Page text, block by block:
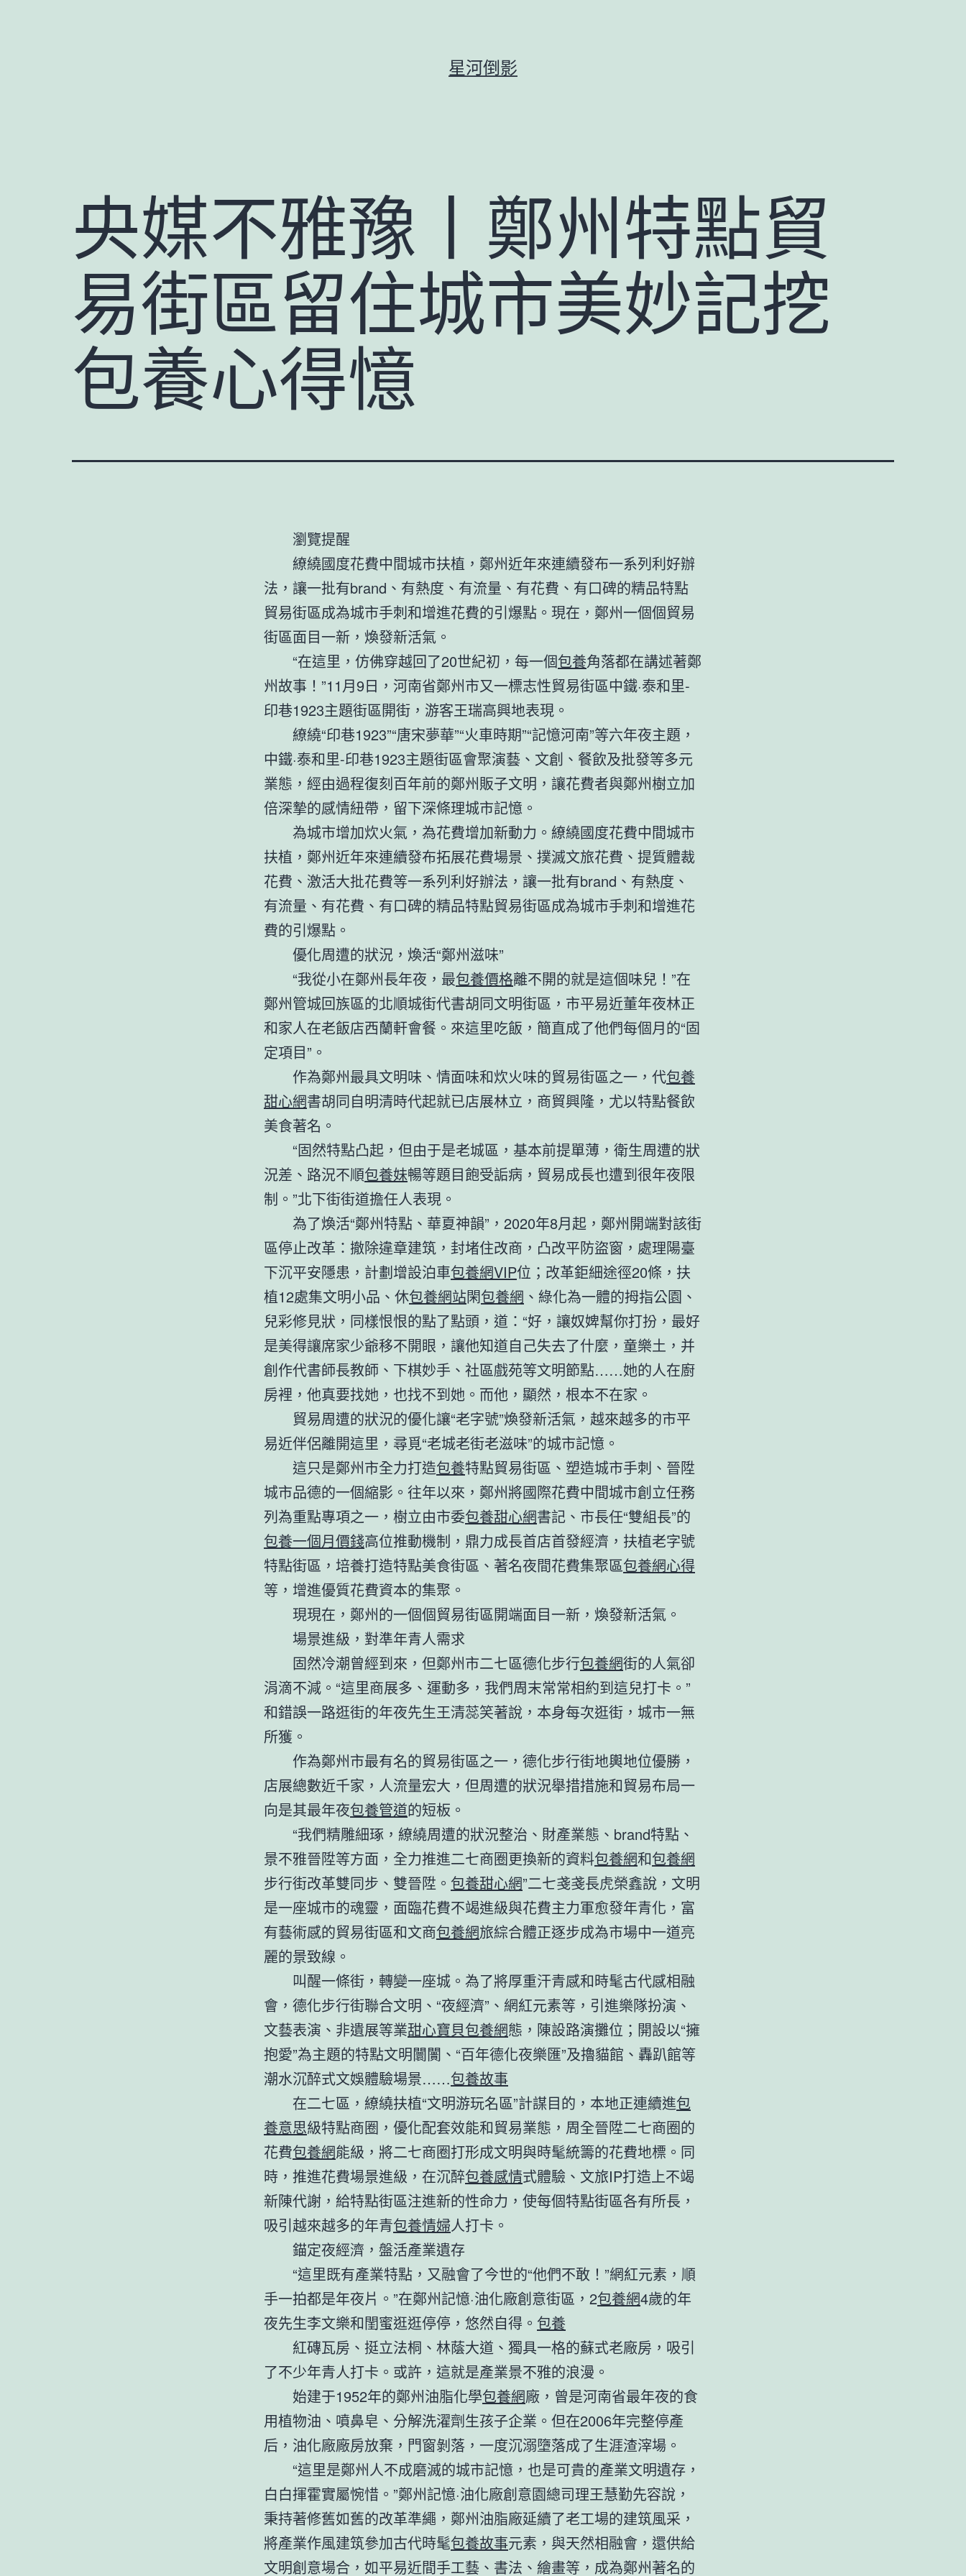
星河倒影
央媒不雅豫丨鄭州特點貿
易街區留住城市美妙記挖
包養心得憶
瀏覽提醒
繚繞國度花費中間城市扶植，鄭州近年來連續發布一系列利好辦
法，讓一批有brand、有熱度、有流量、有花費、有口碑的精品特點
貿易街區成為城市手刺和增進花費的引爆點。現在，鄭州一個個貿易
街區面目一新，煥發新活氣。
“在這里，仿佛穿越回了20世紀初，每一個包養角落都在講述著鄭
州故事！”11月9日，河南省鄭州市又一標志性貿易街區中鐵·泰和里-
印巷1923主題街區開街，游客王瑞高興地表現。
繚繞“印巷1923”“唐宋夢華”“火車時期”“記憶河南”等六年夜主題，
中鐵·泰和里-印巷1923主題街區會聚演藝、文創、餐飲及批發等多元
業態，經由過程復刻百年前的鄭州販子文明，讓花費者與鄭州樹立加
倍深摯的感情紐帶，留下深條理城市記憶。
為城市增加炊火氣，為花費增加新動力。繚繞國度花費中間城市
扶植，鄭州近年來連續發布拓展花費場景、撲滅文旅花費、提質體裁
花費、激活大批花費等一系列利好辦法，讓一批有brand、有熱度、
有流量、有花費、有口碑的精品特點貿易街區成為城市手刺和增進花
費的引爆點。
優化周遭的狀況，煥活“鄭州滋味”
“我從小在鄭州長年夜，最包養價格離不開的就是這個味兒！”在
鄭州管城回族區的北順城街代書胡同文明街區，市平易近董年夜林正
和家人在老飯店西蘭軒會餐。來這里吃飯，簡直成了他們每個月的“固
定項目”。
作為鄭州最具文明味、情面味和炊火味的貿易街區之一，代包養
甜心網書胡同自明清時代起就已店展林立，商貿興隆，尤以特點餐飲
美食著名。
“固然特點凸起，但由于是老城區，基本前提單薄，衛生周遭的狀
況差、路況不順包養妹暢等題目飽受詬病，貿易成長也遭到很年夜限
制。”北下街街道擔任人表現。
為了煥活“鄭州特點、華夏神韻”，2020年8月起，鄭州開端對該街
區停止改革：撤除違章建筑，封堵住改商，凸改平防盜窗，處理陽臺
下沉平安隱患，計劃增設泊車包養網VIP位；改革鉅細途徑20條，扶
植12處集文明小品、休包養網站閑包養網 、綠化為一體的拇指公園、
兒彩修見狀，同樣恨恨的點了點頭，道：“好，讓奴婢幫你打扮，最好
是美得讓席家少爺移不開眼，讓他知道自己失去了什麼，童樂土，并
創作代書師長教師、下棋妙手、社區戲苑等文明節點……她的人在廚
房裡，他真要找她，也找不到她。而他，顯然，根本不在家。
貿易周遭的狀況的優化讓“老字號”煥發新活氣，越來越多的市平
易近伴侶離開這里，尋覓“老城老街老滋味”的城市記憶。
這只是鄭州市全力打造包養特點貿易街區、塑造城市手刺、晉陞
城市品德的一個縮影。往年以來，鄭州將國際花費中間城市創立任務
列為重點專項之一，樹立由市委包養甜心網書記、市長任“雙組長”的
包養一個月價錢高位推動機制，鼎力成長首店首發經濟，扶植老字號
特點街區，‍‍培養打造特點美食街區、著名夜間花費集聚區包養網心得
等，增進優質花費資本的集聚。
現現在，鄭州的一個個貿易街區開端面目一新，煥發新活氣。
場景進級，對準年青人需求
固然冷潮曾經到來，但鄭州市二七區德化步行包養網街的人氣卻
涓滴不減。“這里商展多、運動多，我們周末常常相約到這兒打卡。”
和錯誤一路逛街的年夜先生王清蕊笑著說，本身每次逛街，城市一無
所獲。
作為鄭州市最有名的貿易街區之一，德化步行街地輿地位優勝，
店展總數近千家，人流量宏大，但周遭的狀況舉措措施和貿易布局一
向是其最年夜包養管道的短板。
“我們精雕細琢，繚繞周遭的狀況整治、財產業態、brand特點、
景不雅晉陞等方面，全力推進二七商圈更換新的資料包養網和包養網
步行街改革雙同步、雙晉陞。 包養甜心網”二七戔戔長虎榮鑫說，文明
是一座城市的魂靈，面臨花費不竭進級與花費主力軍愈發年青化，富
有藝術感的貿易街區和文商包養網旅綜合體正逐步成為市場中一道亮
麗的景致線。
叫醒一條街，轉變一座城。為了將厚重汗青感和時髦古代感相融
會，德化步行街聯合文明、“夜經濟”、網紅元素等，引進樂隊扮演、
文藝表演、非遺展等業甜心寶貝包養網態，陳設路演攤位；開設以“擁
抱愛”為主題的特點文明闤闠、“百年德化夜樂匯”及擼貓館、轟趴館等
潮水沉醉式文娛體驗場景……包養故事
在二七區，繚繞扶植“文明游玩名區”計謀目的，本地正連續進包
養意思級特點商圈，優化配套效能和貿易業態，周全晉陞二七商圈的
花費包養網能級，將二七商圈打形成文明與時髦統籌的花費地標。同
時，推進花費場景進級，在沉醉包養感情式體驗、文旅IP打造上不竭
新陳代謝，給特點街區注進新的性命力，使每個特點街區各有所長，
吸引越來越多的年青包養情婦人打卡。
錨定夜經濟，盤活產業遺存
“這里既有產業特點，又融會了今世的“他們不敢！”網紅元素，順
手一拍都是年夜片。”在鄭州記憶·油化廠創意街區，2包養網4歲的年
夜先生李文樂和閨蜜逛逛停停，悠然自得。 包養
紅磚瓦房、挺立法桐、林蔭大道、獨具一格的蘇式老廠房，吸引
了不少年青人打卡。或許，這就是產業景不雅的浪漫。
始建于1952年的鄭州油脂化學包養網廠，曾是河南省最年夜的食
用植物油、噴鼻皂、分解洗濯劑生孩子企業。但在2006年完整停產
后，油化廠廠房放棄，門窗剝落，一度沉溺墮落成了生涯渣滓場。
“這里是鄭州人不成磨滅的城市記憶，也是可貴的產業文明遺存，
白白揮霍實屬惋惜。”鄭州記憶·油化廠創意園總司理王慧勤先容說，
秉持著修舊如舊的改革準繩，鄭州油脂廠延續了老工場的建筑風采，
將產業作風建筑參加古代時髦包養故事元素，與天然相融會，還供給
文明創意場合，如平易近間手工藝、書法、繪畫等，成為鄭州著名的